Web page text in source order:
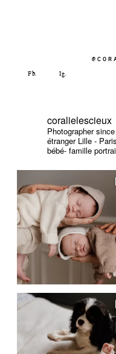
coralielescieux
Photographer
étranger Lille -
bébé- famille